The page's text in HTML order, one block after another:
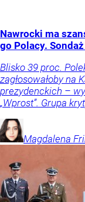
Nawrocki ma
go Polacy.
Blisko 39 proc.
zagłosowałoby na
prezydenckich –
„Wprost”. Grupa
Magdalena